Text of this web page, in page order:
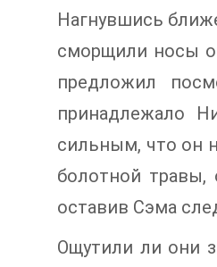
Нагнувшись
сморщили носы
предложил
принадлежало
сильным, что он
болотной травы,
оставив Сэма
Ощутили ли они